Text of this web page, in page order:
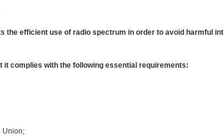
efficient use of radio spectrum in order to avoid harmful int
complies with the following essential requirements:
Union;